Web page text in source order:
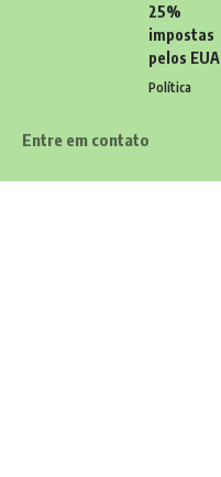
25%
impostas
pelos EUA
Política
Entre em contato